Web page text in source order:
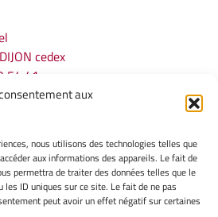
aux
nous utilisons des technologies telles que
aux informations des appareils. Le fait de
permettra de traiter des données telles que le
ID uniques sur ce site. Le fait de ne pas
peut avoir un effet négatif sur certaines
cedex
54 41
bourgogne.fr
LÉGALES